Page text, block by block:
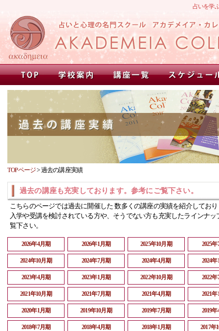
占いを学
TOPページ>過去の講座実績
過去の講座も充実しております。参考にご覧下さい。
こちらのページでは過去に開催した 数多くの講座の実績を紹介してお
入学や受講を検討されている方や、そうでない方も充実したラインナッ
覧下さい。
2026年4月期 2026年1月期 2025年10月期 2025
2024年10月期 2024年7月期 2024年4月期 2024
2023年4月期 2023年1月期 2022年10月期 2022
2021年10月期 2021年7月期 2021年4月期 2021
2020年1月期 2019年10月期 2019年7月期 2019
2018年7月期 2018年4月期 2018年1月期 2017年